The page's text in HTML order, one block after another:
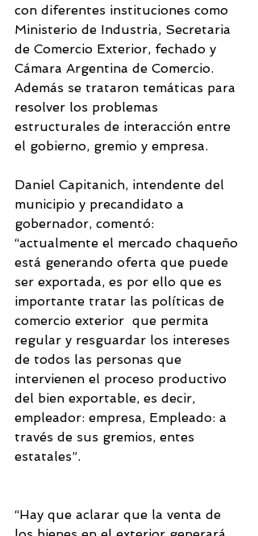
con diferentes instituciones como
Ministerio de Industria, Secretaria
de Comercio Exterior, fechado y
Cámara Argentina de Comercio.
Además se trataron temáticas para
resolver los problemas
estructurales de interacción entre
el gobierno, gremio y empresa.
Daniel Capitanich, intendente del
municipio y precandidato a
gobernador, comentó:
“actualmente el mercado chaqueño
está generando oferta que puede
ser exportada, es por ello que es
importante tratar las políticas de
comercio exterior  que permita
regular y resguardar los intereses
de todos las personas que
intervienen el proceso productivo
del bien exportable, es decir,
empleador: empresa, Empleado: a
través de sus gremios, entes
estatales”.
“Hay que aclarar que la venta de